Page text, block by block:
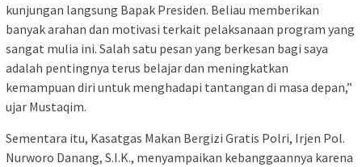
kunjungan langsung Bapak Presiden. Beliau memberikan
banyak arahan dan motivasi terkait pelaksanaan program yang
sangat mulia ini. Salah satu pesan yang berkesan bagi saya
adalah pentingnya terus belajar dan meningkatkan
kemampuan diri untuk menghadapi tantangan di masa depan,”
ujar Mustaqim.
Sementara itu, Kasatgas Makan Bergizi Gratis Polri, Irjen Pol.
Nurworo Danang, S.I.K., menyampaikan kebanggaannya karena